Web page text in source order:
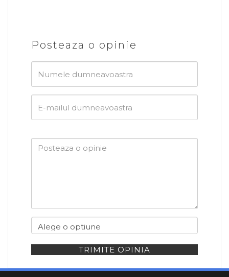
Posteaza o opinie
Numele
dumneavoastra
E-
mailul
dumneavoastra
TRIMITE OPINIA